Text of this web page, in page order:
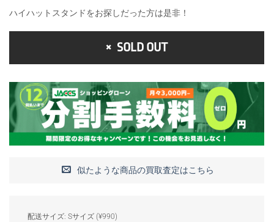
ハイハットスタンドをお探しだった方は是非！
SOLD OUT
似たような商品の買取査定はこちら
配送サイズ: Sサイズ (¥990)